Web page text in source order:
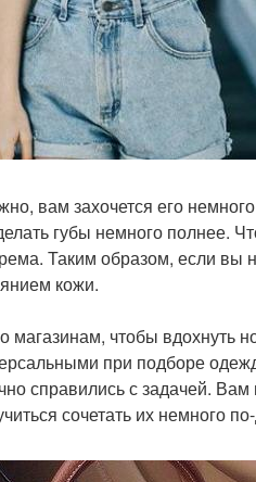
вам захочется его
губы немного полнее.
Таким образом, если вы
кожи.
магазинам, чтобы
при подборе
справились с задачей.
сочетать их немного